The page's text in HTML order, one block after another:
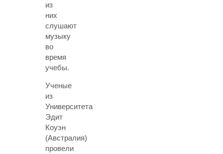
из
них
слушают
музыку
во
время
учебы.
Ученые
из
Университета
Эдит
Коуэн
(Австралия)
провели